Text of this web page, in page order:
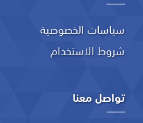
سياسات الخصوصية
شروط الاستخدام
تواصل معنا